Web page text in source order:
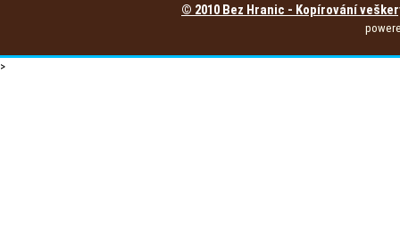
© 2010 Bez Hranic - Kopírování
>